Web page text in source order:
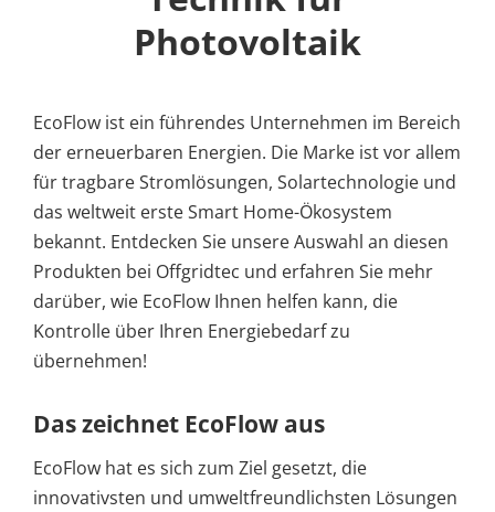
Photovoltaik
EcoFlow ist ein führendes Unternehmen im Bereich
der erneuerbaren Energien. Die Marke ist vor allem
für tragbare Stromlösungen, Solartechnologie und
das weltweit erste Smart Home-Ökosystem
bekannt. Entdecken Sie unsere Auswahl an diesen
Produkten bei Offgridtec und erfahren Sie mehr
darüber, wie EcoFlow Ihnen helfen kann, die
Kontrolle über Ihren Energiebedarf zu
übernehmen!
Das zeichnet EcoFlow aus
EcoFlow hat es sich zum Ziel gesetzt, die
innovativsten und umweltfreundlichsten Lösungen